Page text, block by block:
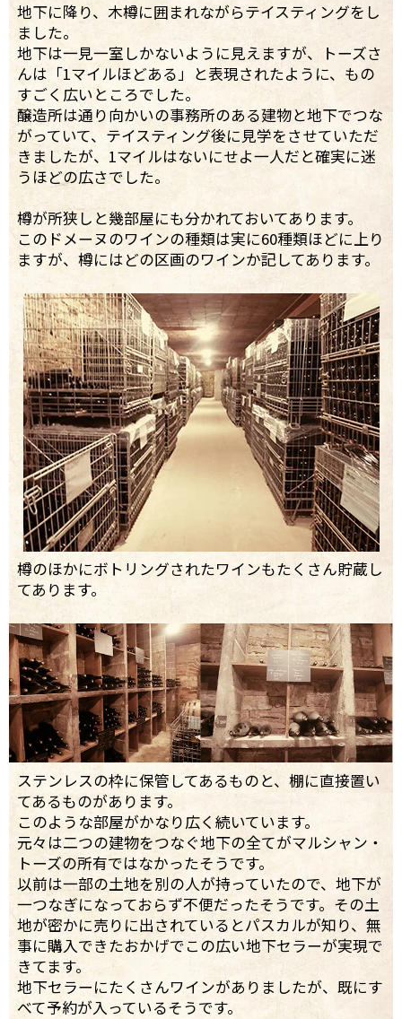
地下に降り、木樽に囲まれながらテイスティングをし
ました。
地下は一見一室しかないように見えますが、トーズさ
んは「1マイルほどある」と表現されたように、もの
すごく広いところでした。
醸造所は通り向かいの事務所のある建物と地下でつな
がっていて、テイスティング後に見学をさせていただ
きましたが、1マイルはないにせよ一人だと確実に迷
うほどの広さでした。
樽が所狭しと幾部屋にも分かれておいてあります。
このドメーヌのワインの種類は実に60種類ほどに上り
ますが、樽にはどの区画のワインか記してあります。
樽のほかにボトリングされたワインもたくさん貯蔵し
てあります。
ステンレスの枠に保管してあるものと、棚に直接置い
てあるものがあります。
このような部屋がかなり広く続いています。
元々は二つの建物をつなぐ地下の全てがマルシャン・
トーズの所有ではなかったそうです。
以前は一部の土地を別の人が持っていたので、地下が
一つなぎになっておらず不便だったそうです。その土
地が密かに売りに出されているとパスカルが知り、無
事に購入できたおかげでこの広い地下セラーが実現で
きてます。
地下セラーにたくさんワインがありましたが、既にす
べて予約が入っているそうです。